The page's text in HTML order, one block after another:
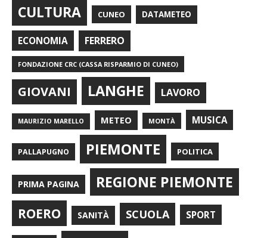
CULTURA CUNEO DATAMETEO
ECONOMIA FERRERO
FONDAZIONE CRC (CASSA RISPARMIO DI CUNEO)
GIOVANI LANGHE LAVORO
MAURIZIO MARELLO METEO MONTÀ MUSICA
PALLAPUGNO PIEMONTE POLITICA
PRIMA PAGINA REGIONE PIEMONTE
ROERO SANITÀ SCUOLA SPORT